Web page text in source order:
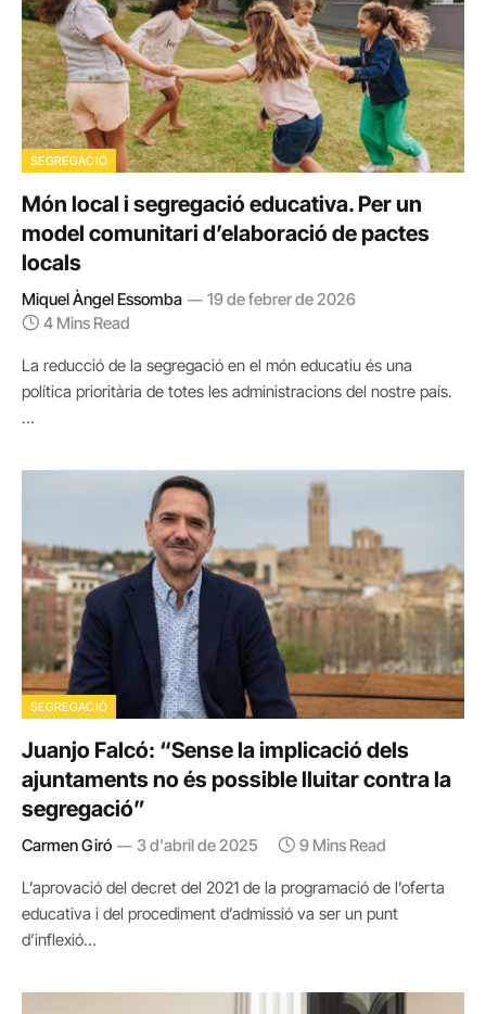
SEGREGACIÓ
Món local i segregació educativa. Per un
model comunitari d’elaboració de pactes
locals
Miquel Àngel Essomba
19 de febrer de 2026
4 Mins Read
La reducció de la segregació en el món educatiu és una
política prioritària de totes les administracions del nostre país.
…
SEGREGACIÓ
Juanjo Falcó: “Sense la implicació dels
ajuntaments no és possible lluitar contra la
segregació”
Carmen Giró 3 d'abril de 2025 9 Mins Read
L’aprovació del decret del 2021 de la programació de l’oferta
educativa i del procediment d’admissió va ser un punt
d’inflexió…